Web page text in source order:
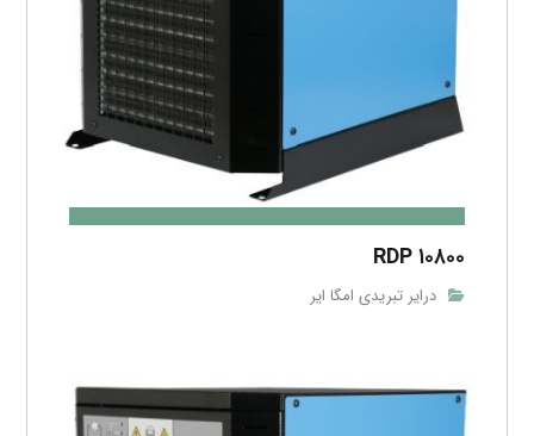
RDP ۱۰۸۰۰
درایر تبریدی امگا ایر